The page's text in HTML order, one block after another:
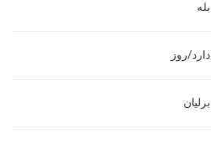
بله
دارد/روز
برلیان